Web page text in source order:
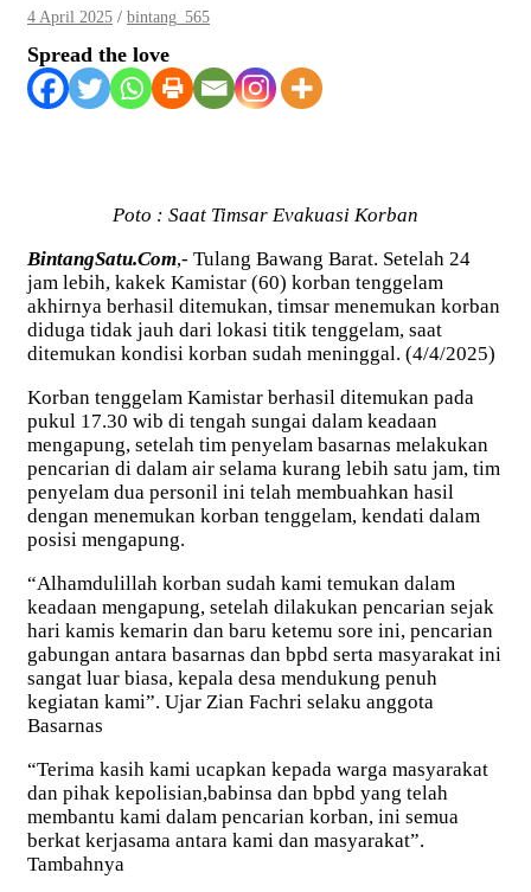
4 April 2025 bintang_565
Spread the love
Poto : Saat Timsar Evakuasi Korban
BintangSatu.Com,- Tulang Bawang Barat. Setelah 24
jam lebih, kakek Kamistar (60) korban tenggelam
akhirnya berhasil ditemukan, timsar menemukan korban
diduga tidak jauh dari lokasi titik tenggelam, saat
ditemukan kondisi korban sudah meninggal. (4/4/2025)
Korban tenggelam Kamistar berhasil ditemukan pada
pukul 17.30 wib di tengah sungai dalam keadaan
mengapung, setelah tim penyelam basarnas melakukan
pencarian di dalam air selama kurang lebih satu jam, tim
penyelam dua personil ini telah membuahkan hasil
dengan menemukan korban tenggelam, kendati dalam
posisi mengapung.
“Alhamdulillah korban sudah kami temukan dalam
keadaan mengapung, setelah dilakukan pencarian sejak
hari kamis kemarin dan baru ketemu sore ini, pencarian
gabungan antara basarnas dan bpbd serta masyarakat ini
sangat luar biasa, kepala desa mendukung penuh
kegiatan kami”. Ujar Zian Fachri selaku anggota
Basarnas
“Terima kasih kami ucapkan kepada warga masyarakat
dan pihak kepolisian,babinsa dan bpbd yang telah
membantu kami dalam pencarian korban, ini semua
berkat kerjasama antara kami dan masyarakat”.
Tambahnya